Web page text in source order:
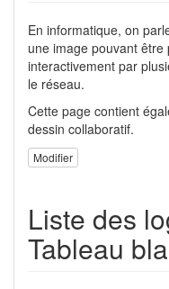
En informatique, on
une image pouvant
interactivement par
le réseau.
Cette page contient
dessin collaboratif.
Modifier
Liste des
Tableau